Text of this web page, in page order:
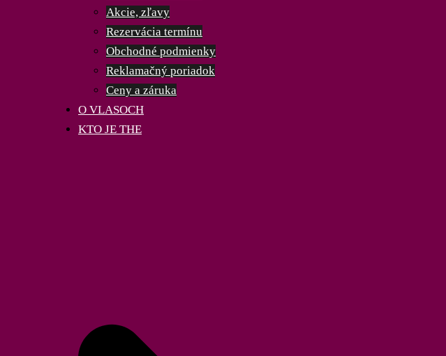
Akcie, zľavy
Rezervácia termínu
Obchodné podmienky
Reklamačný poriadok
Ceny a záruka
O VLASOCH
KTO JE THE